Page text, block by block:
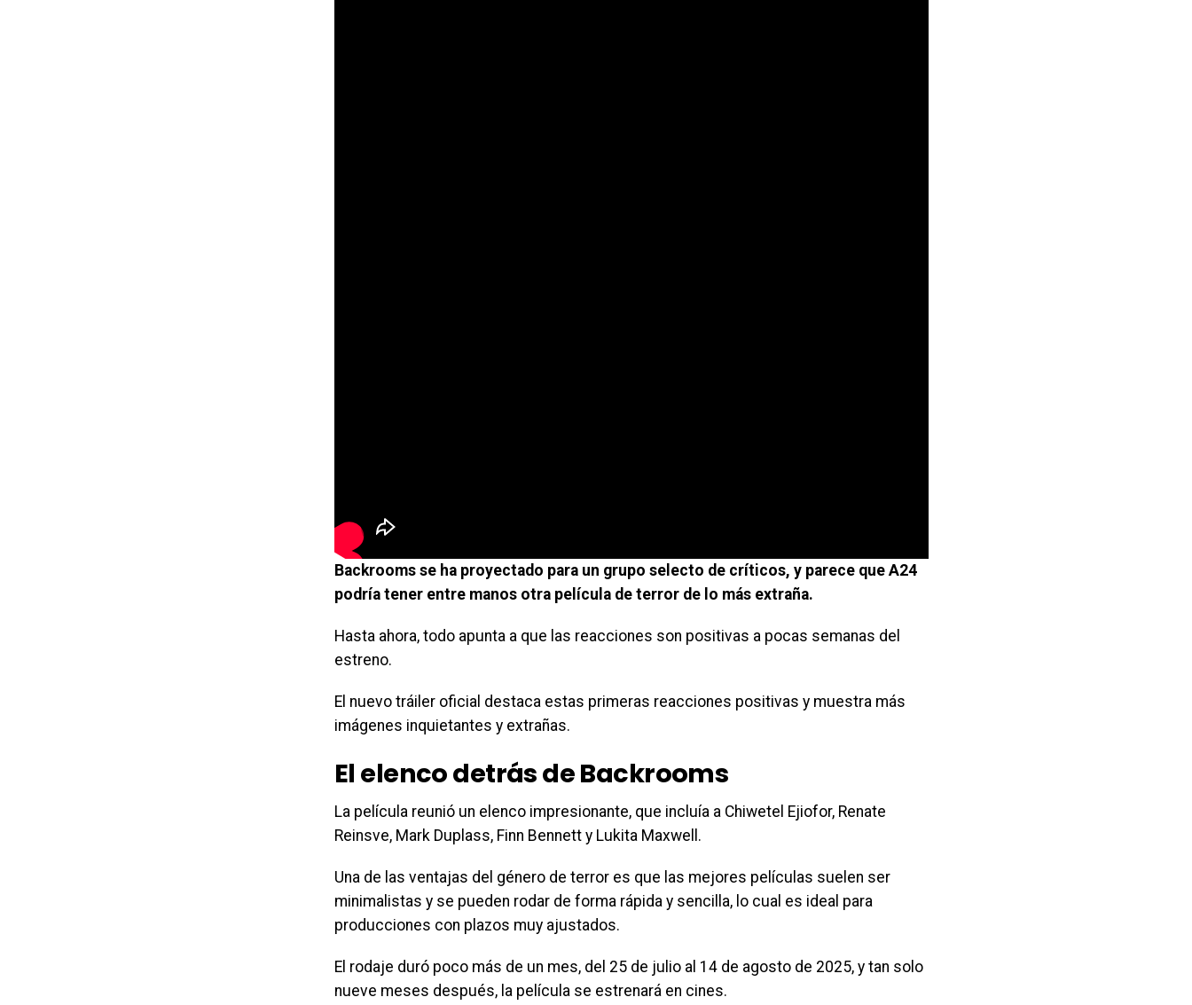
Backrooms se ha proyectado para un grupo selecto de críticos, y parece que A24
podría tener entre manos otra película de terror de lo más extraña.
Hasta ahora, todo apunta a que las reacciones son positivas a pocas semanas del
estreno.
El nuevo tráiler oficial destaca estas primeras reacciones positivas y muestra más
imágenes inquietantes y extrañas.
El elenco detrás de Backrooms
La película reunió un elenco impresionante, que incluía a Chiwetel Ejiofor, Renate
Reinsve, Mark Duplass, Finn Bennett y Lukita Maxwell.
Una de las ventajas del género de terror es que las mejores películas suelen ser
minimalistas y se pueden rodar de forma rápida y sencilla, lo cual es ideal para
producciones con plazos muy ajustados.
El rodaje duró poco más de un mes, del 25 de julio al 14 de agosto de 2025, y tan solo
nueve meses después, la película se estrenará en cines.